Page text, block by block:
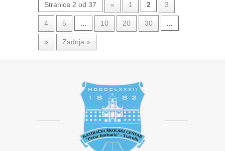
Stranica 2 od 37 « 1 2 3
4 5 10 20 30
» Zadnja »